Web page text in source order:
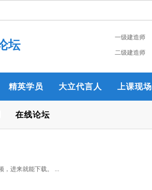
坛
一级建造师
二级建造师
精英学员 大立代言人 上课现场
在线论坛
，进来就能下载。 ...